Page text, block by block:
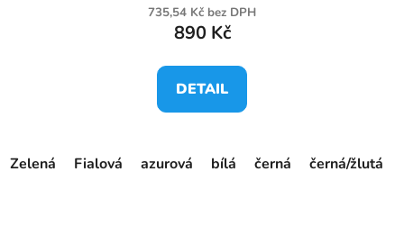
735,54 Kč bez DPH
890 Kč
DETAIL
Zelená Fialová azurová bílá černá černá/žlutá